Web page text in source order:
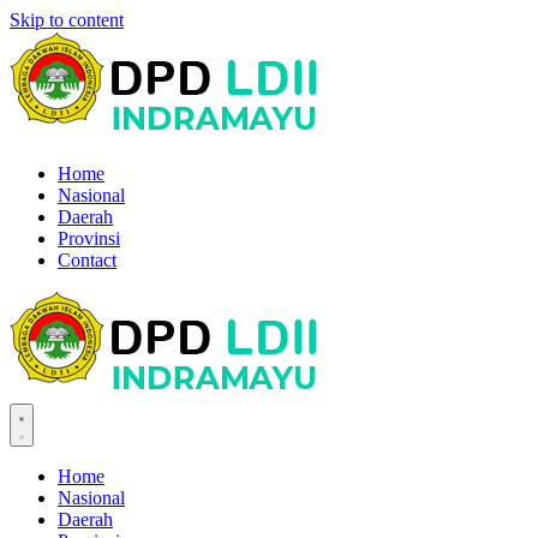
Skip to content
Home
Nasional
Daerah
Provinsi
Contact
Home
Nasional
Daerah